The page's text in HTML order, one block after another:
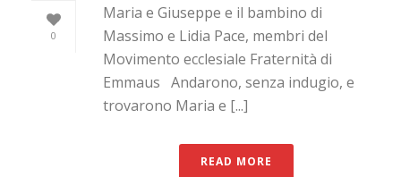
0
Maria e Giuseppe e il bambino di
Massimo e Lidia Pace, membri del
Movimento ecclesiale Fraternità di
Emmaus Andarono, senza indugio, e
trovarono Maria e [...]
READ MORE